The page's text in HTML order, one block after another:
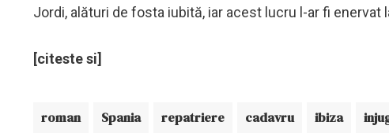
Jordi, alături de fosta iubită, iar acest lucru l-ar fi enervat
[citeste si]
roman Spania repatriere cadavru ibiza